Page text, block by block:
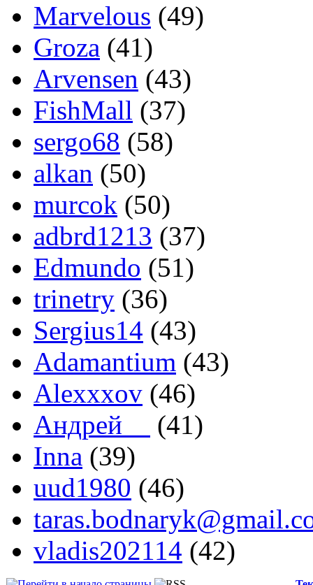
Мarvelous (49)
Groza (41)
Arvensen (43)
FishMall (37)
sergo68 (58)
alkan (50)
murcok (50)
adbrd1213 (37)
Edmundo (51)
trinetry (36)
Sergius14 (43)
Adamantium (43)
Alexxxov (46)
Андрей__
(41)
Іnna (39)
uud1980 (46)
vladis202114 (42)